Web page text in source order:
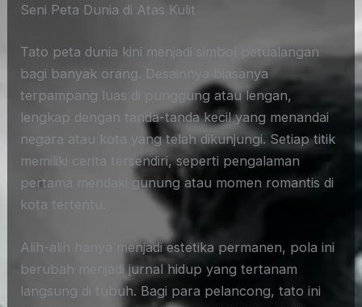
Seni Peta Dunia di Atas Kulit
Tato peta dunia kini menjadi simbol petualangan
bagi banyak orang. Desainnya biasanya
terpampang luas di punggung atau lengan,
lengkap dengan tanda-tanda kecil yang menandai
negara atau kota yang telah dikunjungi. Setiap titik
memiliki cerita tersendiri, seperti pengalaman
pertama mendaki gunung atau momen romantis di
kota tertentu.
Alih-alih hanya menjadi estetika permanen, pola ini
berubah menjadi jurnal hidup yang tertanam
langsung di tubuh. Bagi para pelancong, tato ini